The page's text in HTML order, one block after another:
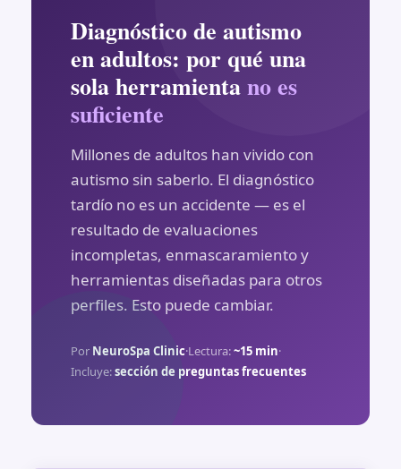
Diagnóstico de autismo
en adultos: por qué una
sola herramientano es
suficiente
Millones de adultos han vivido con
autismo sin saberlo. El diagnóstico
tardío no es un accidente — es el
resultado de evaluaciones
incompletas, enmascaramiento y
herramientas diseñadas para otros
perfiles. Esto puede cambiar.
Por NeuroSpa Clinic·Lectura:~15 min·
Incluye:sección de preguntas frecuentes